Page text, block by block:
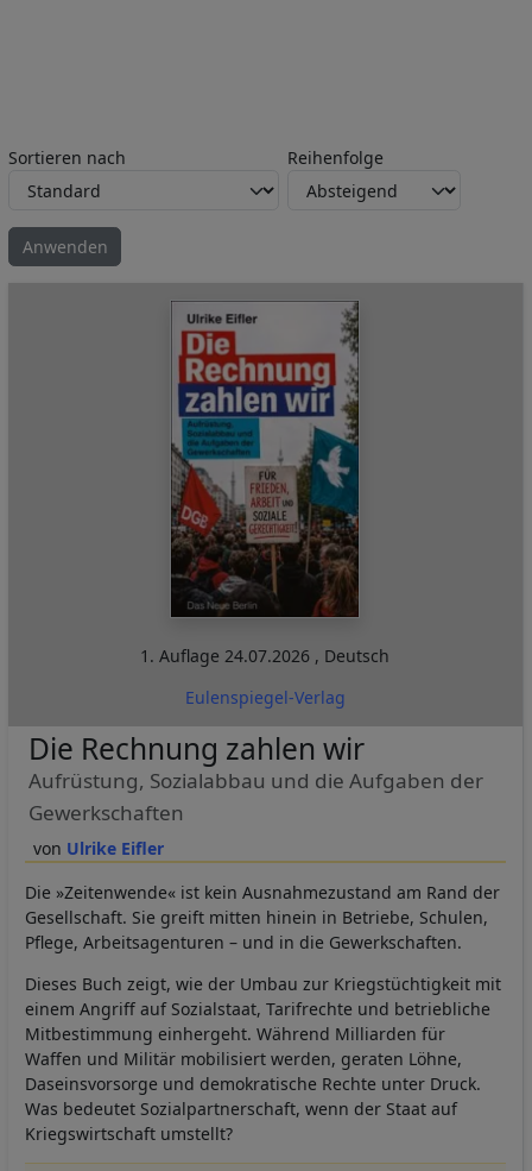
Sortieren nach Reihenfolge
1. Auflage24.07.2026 , Deutsch
Eulenspiegel-Verlag
Ulrike Eifler
Die Rechnung zahlen wir
Aufrüstung, Sozialabbau und die Aufgaben der
Gewerkschaften
Die »Zeitenwende« ist kein Ausnahmezustand am Rand der
Gesellschaft. Sie greift mitten hinein in Betriebe, Schulen,
Pflege, Arbeitsagenturen – und in die Gewerkschaften.
Dieses Buch zeigt, wie der Umbau zur Kriegstüchtigkeit mit
einem Angriff auf Sozialstaat, Tarifrechte und betriebliche
Mitbestimmung einhergeht. Während Milliarden für
Waffen und Militär mobilisiert werden, geraten Löhne,
Daseinsvorsorge und demokratische Rechte unter Druck.
Was bedeutet Sozialpartnerschaft, wenn der Staat auf
Kriegswirtschaft umstellt?